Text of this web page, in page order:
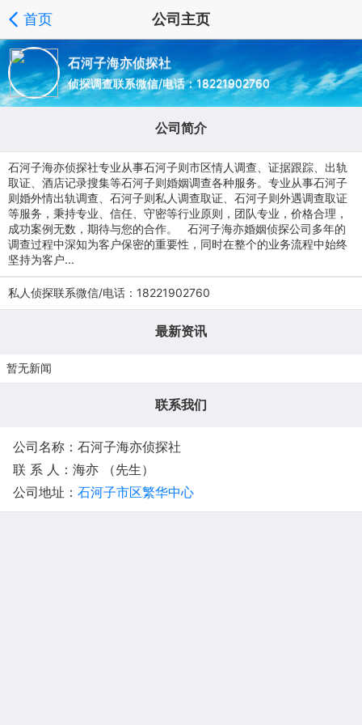
首页 公司主页
石河子海亦侦探社
侦探调查联系微信/电话：18221902760
公司简介
石河子海亦侦探社专业从事石河子则市区情人调查、证据跟踪、出轨
取证、酒店记录搜集等石河子则婚姻调查各种服务。专业从事石河子
则婚外情出轨调查、石河子则私人调查取证、石河子则外遇调查取证
等服务，秉持专业、信任、守密等行业原则，团队专业，价格合理，
成功案例无数，期待与您的合作。 石河子海亦婚姻侦探公司多年的
调查过程中深知为客户保密的重要性，同时在整个的业务流程中始终
坚持为客户...
私人侦探联系微信/电话：18221902760
最新资讯
暂无新闻
联系我们
公司名称：石河子海亦侦探社
联 系 人：海亦 （先生）
公司地址： 石河子市区繁华中心